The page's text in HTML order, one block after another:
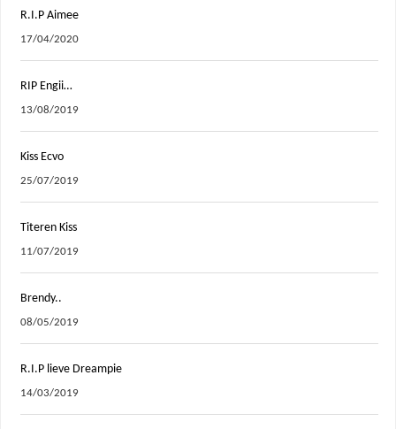
R.I.P Aimee
17/04/2020
RIP Engii…
13/08/2019
Kiss Ecvo
25/07/2019
Titeren Kiss
11/07/2019
Brendy..
08/05/2019
R.I.P lieve Dreampie
14/03/2019